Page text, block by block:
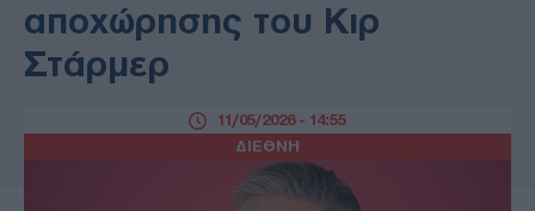
MEDIA
LIFESTYLE
SPORTS
ΤΕΧΝΟΛΟΓΙΑ
ΖΩΔΙΑ
αποχώρησης του Κιρ
Στάρμερ
ΔΙΕΘΝΗ
11/05/2026 - 14:55